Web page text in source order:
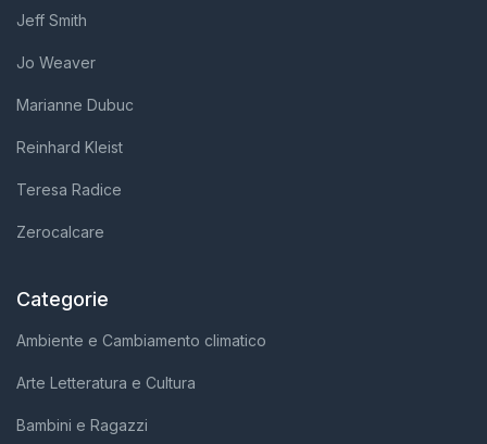
Jeff Smith
Jo Weaver
Marianne Dubuc
Reinhard Kleist
Teresa Radice
Zerocalcare
Categorie
Ambiente e Cambiamento climatico
Arte Letteratura e Cultura
Bambini e Ragazzi